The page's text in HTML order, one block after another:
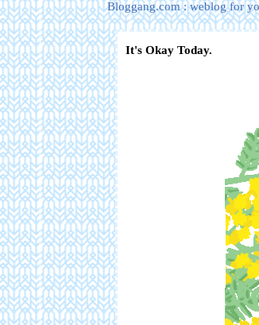
Bloggang.com : weblog for
It's Okay Today.